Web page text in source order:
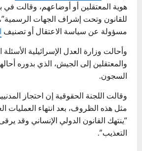
هوية المعتقلين أو أوضاعهم، وقالت في
للقانون وتحت إشراف الجهات
مسؤولة عن سياسة الاعتقال أو تصنيف
وأحالت وزارة العدل الإسرائيلية
والمعتقلين إلى الجيش، الذي بدوره
السجون.
وقالت اللجنة الحقوقية إن احتجاز
مثل هذه الظروف، بعد انتهاء العمليات
“ينتهك القانون الدولي الإنساني وقد
التعذيب”.